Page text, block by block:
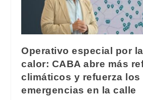
Operativo especial por
calor: CABA abre más
climáticos​ y refuerza los
emergencias en la calle